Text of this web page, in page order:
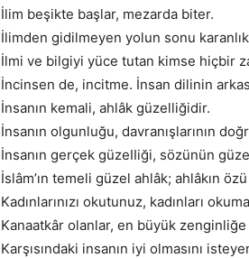
İlim beşikte başlar, mezarda biter.
İlimden gidilmeyen yolun sonu
İlmi ve bilgiyi yüce tutan kimse hiçbir
İncinsen de, incitme. İnsan dilinin
İnsanın kemali, ahlâk güzelliğidir.
İnsanın olgunluğu, davranışlarının
İnsanın gerçek güzeIIiği, sözünün
İslâm’ın temeli güzel ahlâk; ahlâkın
Kadınlarınızı okutunuz, kadınları
Kanaatkâr olanlar, en büyük
Karşısındaki insanın iyi olmasını